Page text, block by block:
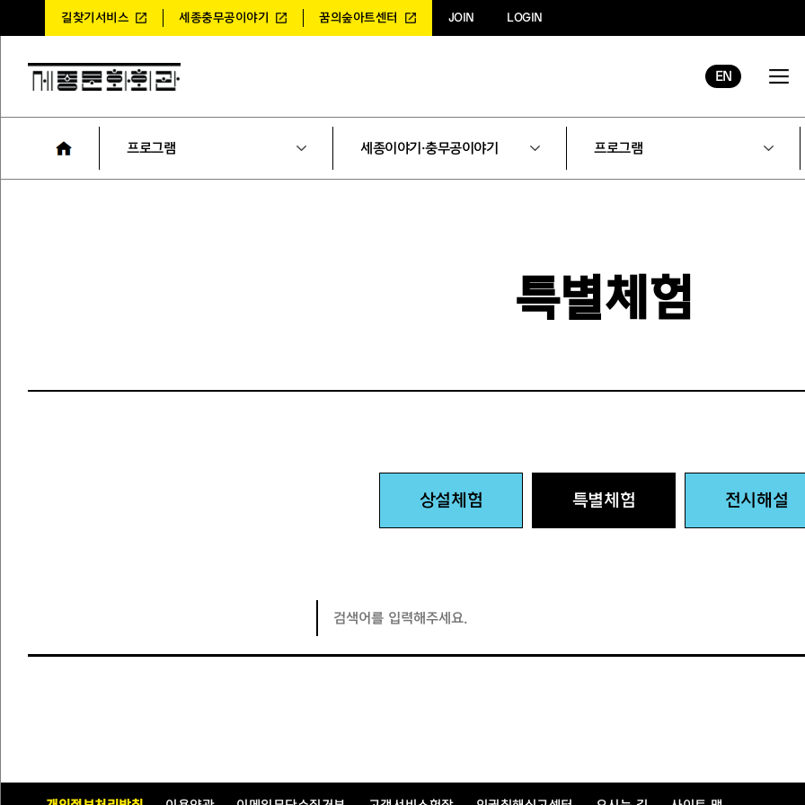
길찾기서비스 세종충무공이야기 꿈의숲아트센터 JOIN LOGIN
EN
프로그램 세종이야기·충무공이야기 프로그램
특별체험
상설체험 특별체험 전시해설